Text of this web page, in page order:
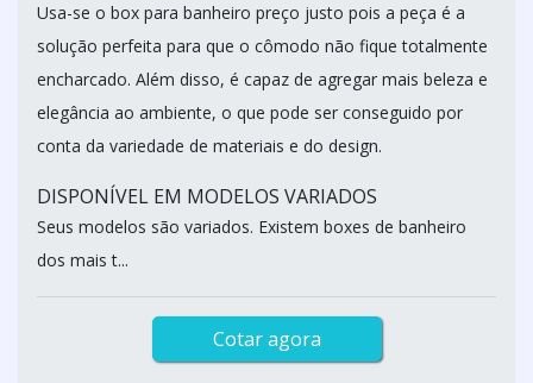
Usa-se o box para banheiro preço justo pois a peça é a
solução perfeita para que o cômodo não fique totalmente
encharcado. Além disso, é capaz de agregar mais beleza e
elegância ao ambiente, o que pode ser conseguido por
conta da variedade de materiais e do design.
DISPONÍVEL EM MODELOS VARIADOS
Seus modelos são variados. Existem boxes de banheiro
dos mais t...
Cotar agora